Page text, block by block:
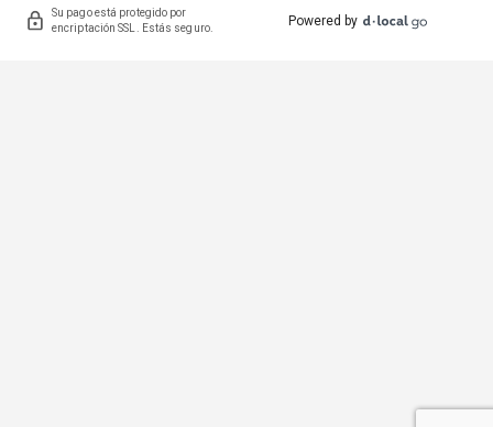
Su pago está protegido por
encriptación SSL. Estás seguro.
Powered by